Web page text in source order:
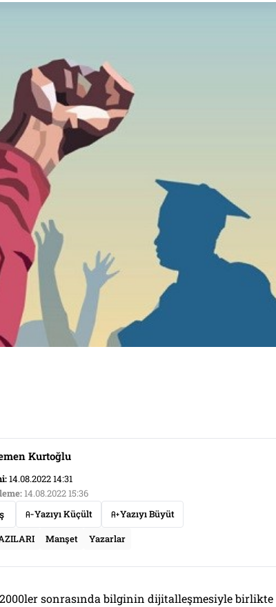
Kurtoğlu
14.08.2022 14:31
14.08.2022 15:36
Yazıyı Küçült
Yazıyı Büyüt
Manşet Yazarlar
sonrasında bilginin dijitalleşmesiyle